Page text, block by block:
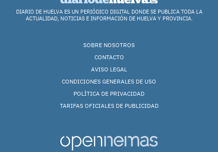
DIARIO DE HUELVA ES UN PERIÓDICO DIGITAL DONDE SE PUBLICA TODA LA
ACTUALIDAD, NOTICIAS E INFORMACIÓN DE HUELVA Y PROVINCIA.
SOBRE NOSOTROS
CONTACTO
AVISO LEGAL
CONDICIONES GENERALES DE USO
POLÍTICA DE PRIVACIDAD
TARIFAS OFICIALES DE PUBLICIDAD